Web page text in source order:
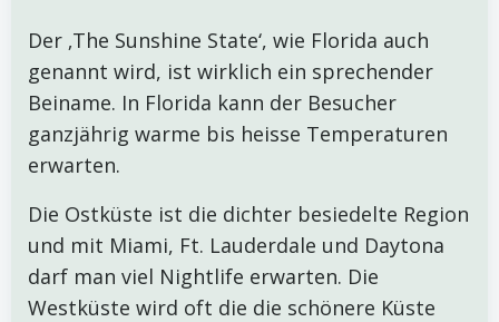
Der ‚The Sunshine State‘, wie Florida auch
genannt wird, ist wirklich ein sprechender
Beiname. In Florida kann der Besucher
ganzjährig warme bis heisse Temperaturen
erwarten.
Die Ostküste ist die dichter besiedelte Region
und mit Miami, Ft. Lauderdale und Daytona
darf man viel Nightlife erwarten. Die
Westküste wird oft die die schönere Küste